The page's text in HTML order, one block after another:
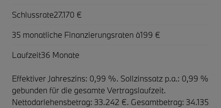
Schlussrate27.170 €
35 monatliche Finanzierungsraten à199 €
Laufzeit36 Monate
Effektiver Jahreszins: 0,99 %. Sollzinssatz p.a.: 0,99 %
gebunden für die gesamte Vertragslaufzeit.
Nettodarlehensbetrag: 33.242 €. Gesamtbetrag: 34.135